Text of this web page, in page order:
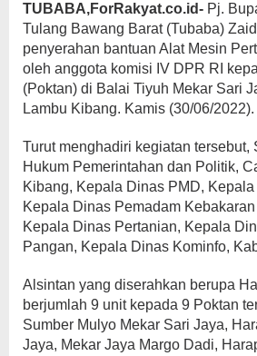
TUBABA,ForRakyat.co.id- Pj.
Tulang Bawang Barat (Tubaba)
penyerahan bantuan Alat Mesin
oleh anggota komisi IV DPR RI
(Poktan) di Balai Tiyuh Mekar Sari
Lambu Kibang. Kamis (30/06/2022).
Turut menghadiri kegiatan tersebut,
Hukum Pemerintahan dan Politik,
Kibang, Kepala Dinas PMD,
Kepala Dinas Pemadam
Kepala Dinas Pertanian, Kepala
Pangan, Kepala Dinas Kominfo,
Alsintan yang diserahkan berupa
berjumlah 9 unit kepada 9 Poktan
Sumber Mulyo Mekar Sari Jaya,
Jaya, Mekar Jaya Margo Dadi,